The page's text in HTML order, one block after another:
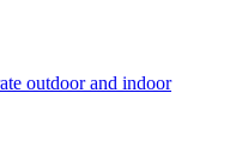
outdoor and indoor